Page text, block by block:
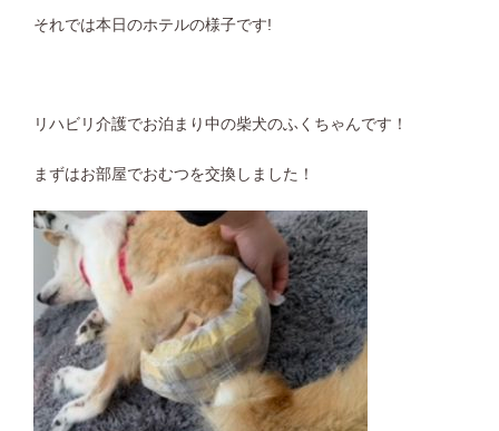
それでは本日のホテルの様子です!
リハビリ介護でお泊まり中の柴犬のふくちゃんです！
まずはお部屋でおむつを交換しました！